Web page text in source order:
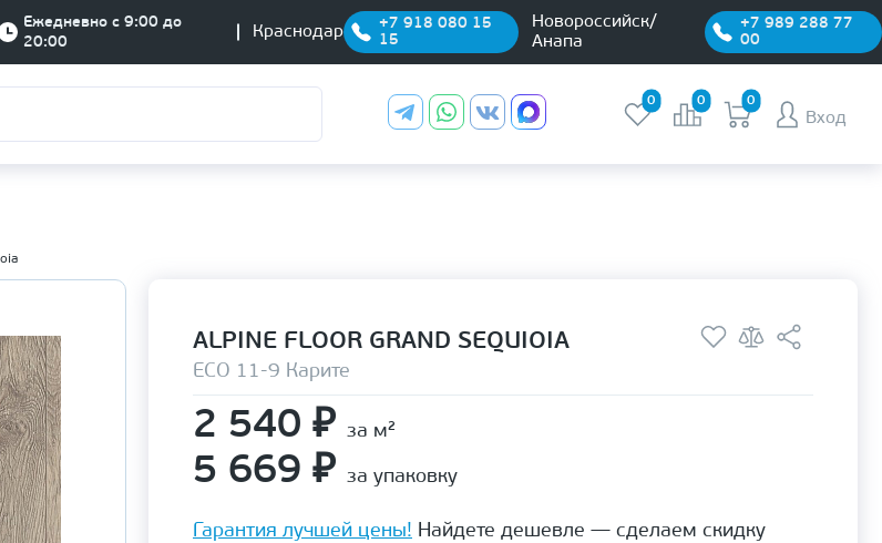
Ежедневно с 9:00 до
20:00
Краснодар
+7 918 080 15
15
Новороссийск/
Анапа
+7 989 288 77
00
0 0 0
Вход
ALPINE FLOOR GRAND SEQUIOIA
ЕСО 11-9 Карите
2 540 ₽ за м²
5 669 ₽ за упаковку
Гарантия лучшей цены! Найдете дешевле — сделаем скидку